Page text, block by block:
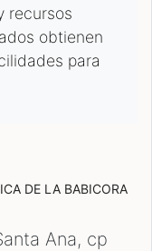
recursos
obtienen
para
DE LA BABICORA
Ana, cp